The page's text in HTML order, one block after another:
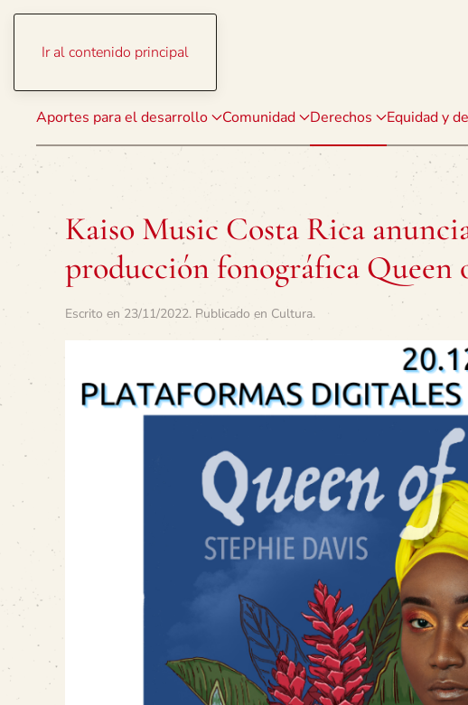
Ir al contenido principal
Aportes para el desarrollo Comunidad Derechos Equidad y
Kaiso Music Costa Rica
producción fonográfica Queen
Escrito en 23/11/2022. Publicado en Cultura.